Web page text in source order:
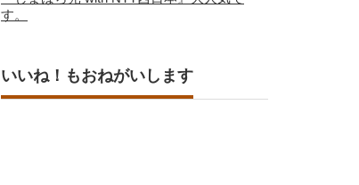
す。
いいね！もおねがいします